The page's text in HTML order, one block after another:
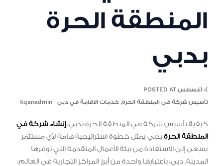
المنطقة الحرة
بدبي
٠٤ أغسطس POSTED AT
تأسيس شركة في المنطقة الحرة, خدمات الاقامة في دبي itqanadmin
كيفية تأسيس شركة في المنطقة الحرة بدبي، إنشاء شركة في
المنطقة الحرةبدبي يمثل خطوة استراتيجية هامة لأي مستثمر
يسعى إلى الاستفادة من بيئة الأعمال المتقدمة التي توفرها
المدينة. دبي، باعتبارها واحدة من أبرز المراكز التجارية في العالم،